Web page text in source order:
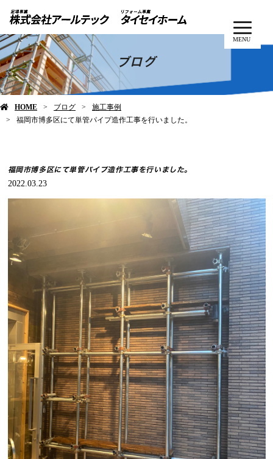
MENU
ブログ
HOME ブログ
施工事例
福岡市博多区にて単管パイプ造作工事を行いました。
福岡市博多区にて単管パイプ造作工事を行いました。
2022.03.23